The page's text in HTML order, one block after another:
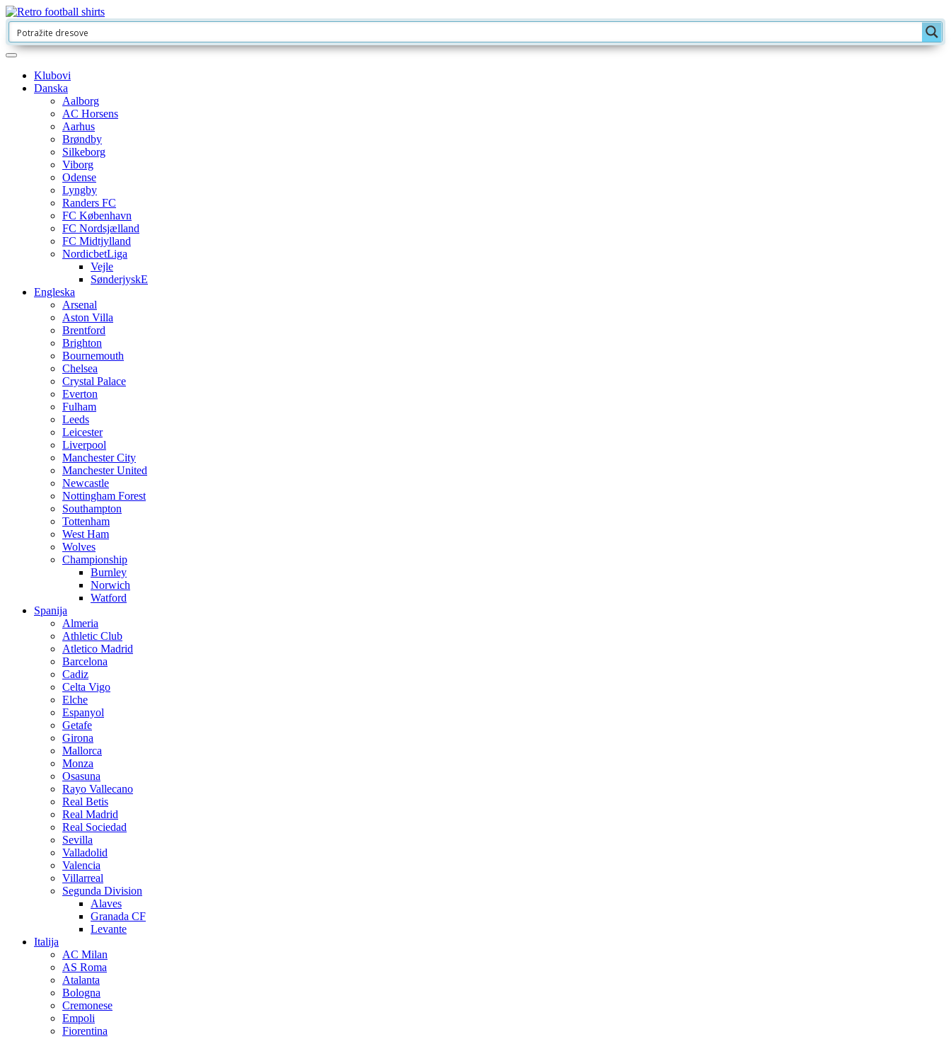
Klubovi
Danska
Aalborg
AC Horsens
Aarhus
Brøndby
Silkeborg
Viborg
Odense
Lyngby
Randers FC
FC København
FC Nordsjælland
FC Midtjylland
NordicbetLiga
Vejle
SønderjyskE
Engleska
Arsenal
Aston Villa
Brentford
Brighton
Bournemouth
Chelsea
Crystal Palace
Everton
Fulham
Leeds
Leicester
Liverpool
Manchester City
Manchester United
Newcastle
Nottingham Forest
Southampton
Tottenham
West Ham
Wolves
Championship
Burnley
Norwich
Watford
Spanija
Almeria
Athletic Club
Atletico Madrid
Barcelona
Cadiz
Celta Vigo
Elche
Espanyol
Getafe
Girona
Mallorca
Monza
Osasuna
Rayo Vallecano
Real Betis
Real Madrid
Real Sociedad
Sevilla
Valladolid
Valencia
Villarreal
Segunda Division
Alaves
Granada CF
Levante
Italija
AC Milan
AS Roma
Atalanta
Bologna
Cremonese
Empoli
Fiorentina